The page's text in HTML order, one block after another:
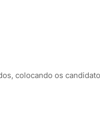
colocando os